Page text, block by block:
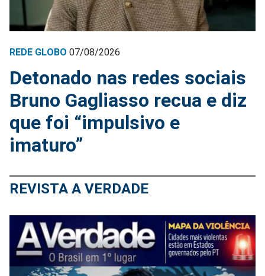
REDE GLOBO 07/08/2026
Detonado nas redes sociais
Bruno Gagliasso recua e diz
que foi “impulsivo e
imaturo”
REVISTA A VERDADE